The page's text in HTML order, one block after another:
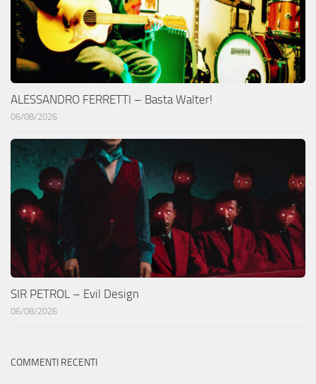
ALESSANDRO FERRETTI – Basta Walter!
06/08/2026
SIR PETROL – Evil Design
06/08/2026
COMMENTI RECENTI